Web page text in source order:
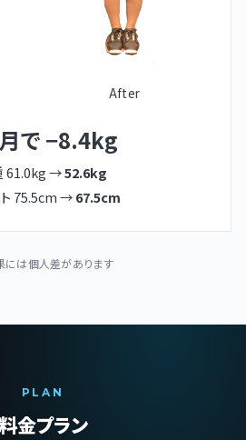
After
で −8.4kg
61.0kg →52.6kg
ト 75.5cm →67.5cm
は個人差があります
PLAN
金プラン